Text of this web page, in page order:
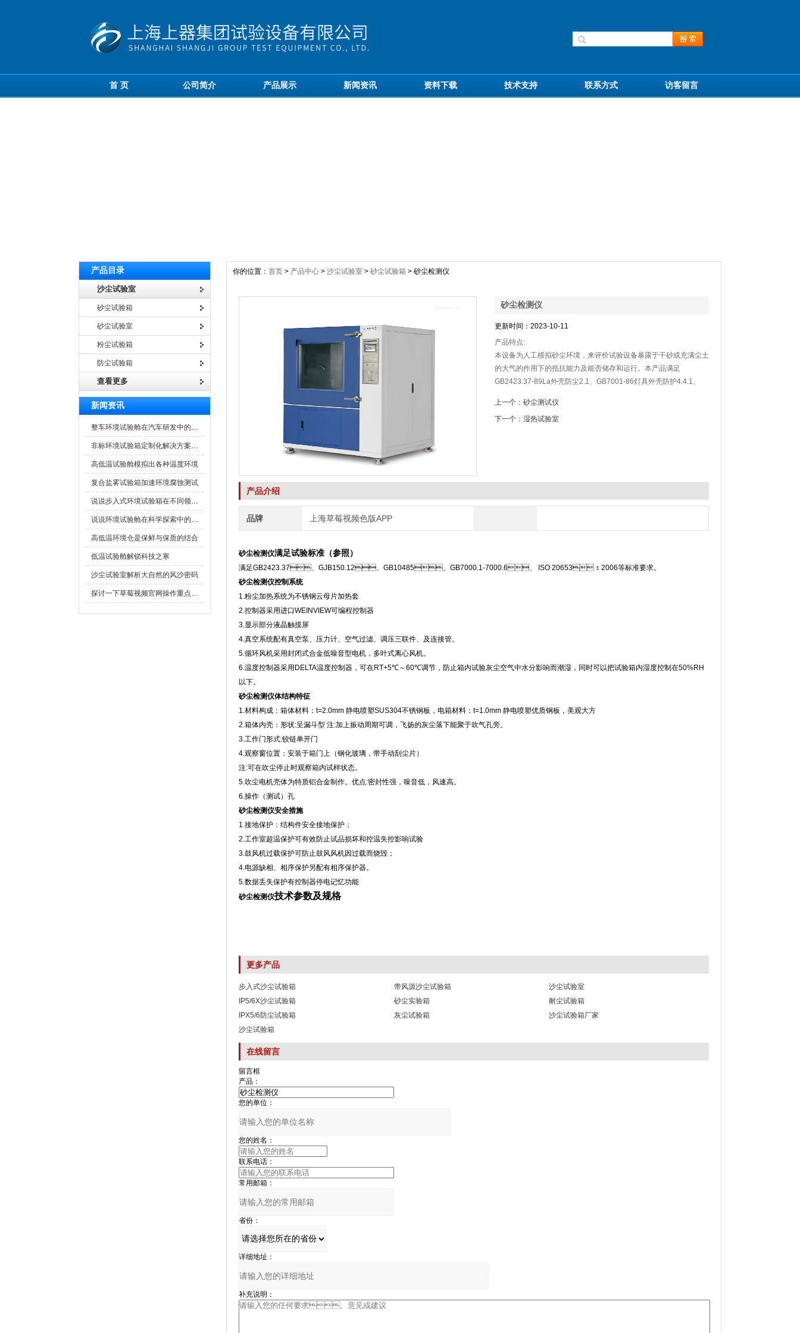
首 页 公司简介 产品展示 新闻资讯 资料下载 技术支持 联系方式 访客留言
产品目录
沙尘试验室
砂尘试验箱
砂尘试验室
粉尘试验箱
防尘试验箱
查看更多
新闻资讯
整车环境试验舱在汽车研发中的作用
非标环境试验箱定制化解决方案在可靠性测试中的重要性
高低温试验舱模拟出各种温度环境
复合盐雾试验箱加速环境腐蚀测试
说说步入式环境试验箱在不同领域的应用
说说环境试验舱在科学探索中的作用
高低温环境仓是保鲜与保质的结合
低温试验舱解锁科技之寒
沙尘试验室解析大自然的风沙密码
探讨一下草莓视频官网操作重点是什么
你的位置： 首页 > 产品中心 > 沙尘试验室 > 砂尘试验箱 > 砂尘检测仪
砂尘检测仪
更新时间：2023-10-11
产品特点:
本设备为人工模拟砂尘环境，来评价试验设备暴露于干砂或充满尘土
的大气的作用下的抵抗能力及能否储存和运行。本产品满足
GB2423.37-89La外壳防尘2.1、GB7001-86灯具外壳防护4.4.1、
方法。
上一个： 砂尘测试仪
下一个： 湿热试验室
产品介绍
品牌 上海草莓视频色版APP
砂尘检测仪满足试验标准（参照）
满足GB2423.37、GJB150.12、GB10485、GB7000.1-7000.6、 ISO 20653：2006等标准要求。
砂尘检测仪控制系统
1.粉尘加热系统为不锈钢云母片加热套
2.控制器采用进口WEINVIEW可编程控制器
3.显示部分液晶触摸屏
4.真空系统配有真空泵、压力计、空气过滤、调压三联件、及连接管。
5.循环风机采用封闭式合金低噪音型电机，多叶式离心风机。
6.温度控制器采用DELTA温度控制器，可在RT+5℃～60℃调节，防止箱内试验灰尘空气中水分影响而潮湿，同时可以把试验箱内湿度控制在50%RH
以下。
砂尘检测仪体结构特征
1.材料构成：箱体材料：t=2.0mm 静电喷塑SUS304不锈钢板，电箱材料：t=1.0mm 静电喷塑优质钢板，美观大方
2.箱体内壳：形状:呈漏斗型 注:加上振动周期可调，飞扬的灰尘落下能聚于吹气孔旁。
3.工作门形式:铰链单开门
4.观察窗位置：安装于箱门上（钢化玻璃，带手动刮尘片）
注:可在吹尘停止时观察箱内试样状态。
5.吹尘电机壳体为特质铝合金制作。优点:密封性强，噪音低，风速高。
6.操作（测试）孔
砂尘检测仪安全措施
1.接地保护：结构件安全接地保护；
2.工作室超温保护可有效防止试品损坏和控温失控影响试验
3.鼓风机过载保护可防止鼓风风机因过载而烧毁；
4.电源缺相、相序保护另配有相序保护器。
5.数据丢失保护有控制器停电记忆功能
砂尘检测仪技术参数及规格
更多产品
步入式沙尘试验箱 带风源沙尘试验箱
沙尘试验室
IP5/6X沙尘试验箱
砂尘实验箱
耐尘试验箱
IPX5/6防尘试验箱
灰尘试验箱
沙尘试验箱厂家
沙尘试验箱
在线留言
留言框
产品：
您的单位：
您的姓名：
联系电话：
常用邮箱：
省份：
详细地址：
补充说明：